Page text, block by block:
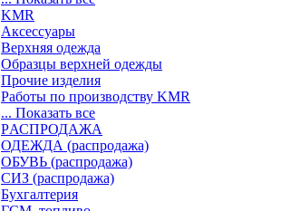
KMR
Аксессуары
Верхняя одежда
Образцы верхней одежды
Прочие изделия
Работы по производству KMR
... Показать все
PАСПРОДАЖА
ОДЕЖДА (распродажа)
ОБУВЬ (распродажа)
СИЗ (распродажа)
Бухгалтерия